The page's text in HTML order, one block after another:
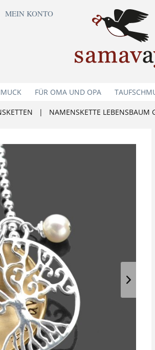
MEIN KONTO
FÜR OMA UND OPA
| NAMENSKETTE LEBENSBAUM